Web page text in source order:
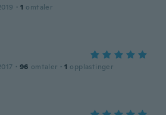
· 1 omtaler
· 96 omtaler · 1 opplastinger